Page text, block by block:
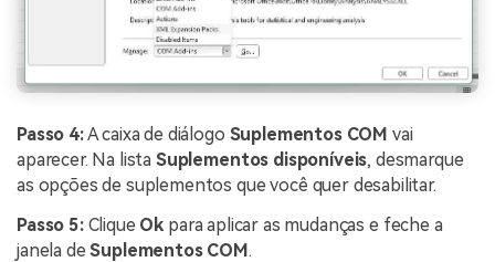
Passo 4:A caixa de diálogo Suplementos COM vai
aparecer. Na lista Suplementos disponíveis, desmarque
as opções de suplementos que você quer desabilitar.
Passo 5:Clique Ok para aplicar as mudanças e feche a
janela deSuplementos COM.